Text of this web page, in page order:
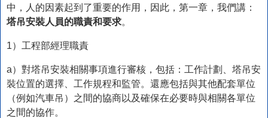
中，人的因素起到了重要的作用，因此，第一章，我們講：
塔吊安裝人員的職責和要求。
1）工程部經理職責
a）對塔吊安裝相關事項進行審核，包括：工作計劃、塔吊安
裝位置的選擇、工作規程和監管。還應包括與其他配套單位
（例如汽車吊）之間的協商以及確保在必要時與相關各單位
之間的協作。